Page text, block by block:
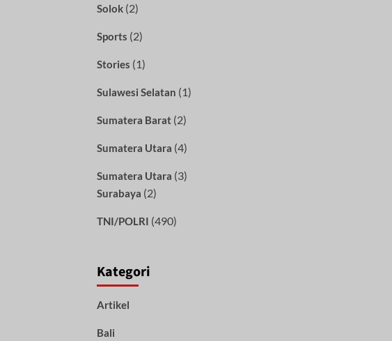
Solok(2)
Sports (2)
Stories (1)
Sulawesi Selatan (1)
Sumatera Barat(2)
Sumatera Utara (4)
Sumatera Utara (3)
Surabaya (2)
TNI/POLRI (490)
Kategori
Artikel
Bali